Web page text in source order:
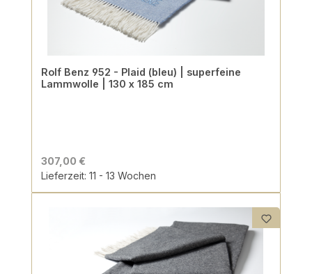
Rolf Benz 952 - Plaid (bleu) | superfeine
Lammwolle | 130 x 185 cm
307,00 €
Lieferzeit: 11 - 13 Wochen